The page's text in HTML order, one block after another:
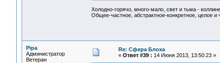
Холодно-горячо, много-мало, свет и тьма -
Общее-частное, абстрактное-конкретное, целое и
Pipa
Администратор
Ветеран
Re: Сфера Блоха
« Ответ #39 : 14 Июня 2013, 13:50:23 »